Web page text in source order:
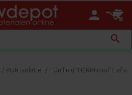
person
search
/ PUR isolatie Unilin uTHERM roof L